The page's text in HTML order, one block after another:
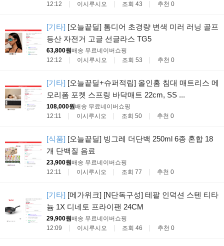
12:12
이시루시오 조회 43 추천 0
[기타] [오늘끝딜] 톰디어 초경량 변색 미러 러닝 골프
등산 자전거 고글 선글라스 TG5
63,800원배송 무료네이버쇼핑
12:12
이시루시오 조회 53 추천 0
[기타] [오늘끝딜+슈퍼적립] 올인홈 침대 매트리스 메
모리폼 포켓 스프링 바닥매트 22cm, SS ...
108,000원배송 무료네이버쇼핑
12:11
이시루시오 조회 50 추천 0
[식품] [오늘끝딜] 빙그레 더단백 250ml 6종 혼합 18
개 단백질 음료
23,900원배송 무료네이버쇼핑
12:11
이시루시오 조회 77 추천 0
[기타] [메가위크] [N단독구성] 테팔 인덕션 스텐 티타
늄 1X 디네토 프라이팬 24CM
29,900원배송 무료네이버쇼핑
12:09
이시루시오 조회 46 추천 0